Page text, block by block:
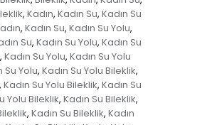
, Kadın, Kadın Su, Kadın Su
, Kadın Su, Kadın Su Yolu,
Su, Kadın Su Yolu, Kadın Su
, Kadın Su Yolu, Kadın Su Yolu
Su Yolu, Kadın Su Yolu Bileklik,
, Kadın Su Yolu Bileklik, Kadın Su
Yolu Bileklik, Kadın Su Bileklik,
, Kadın Su Bileklik, Kadın